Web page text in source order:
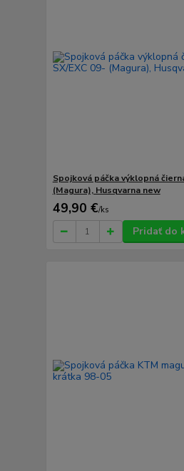
Spojková páčka výklopná
(Magura), Husqvarna new
49,90 €/ks
Pridať do